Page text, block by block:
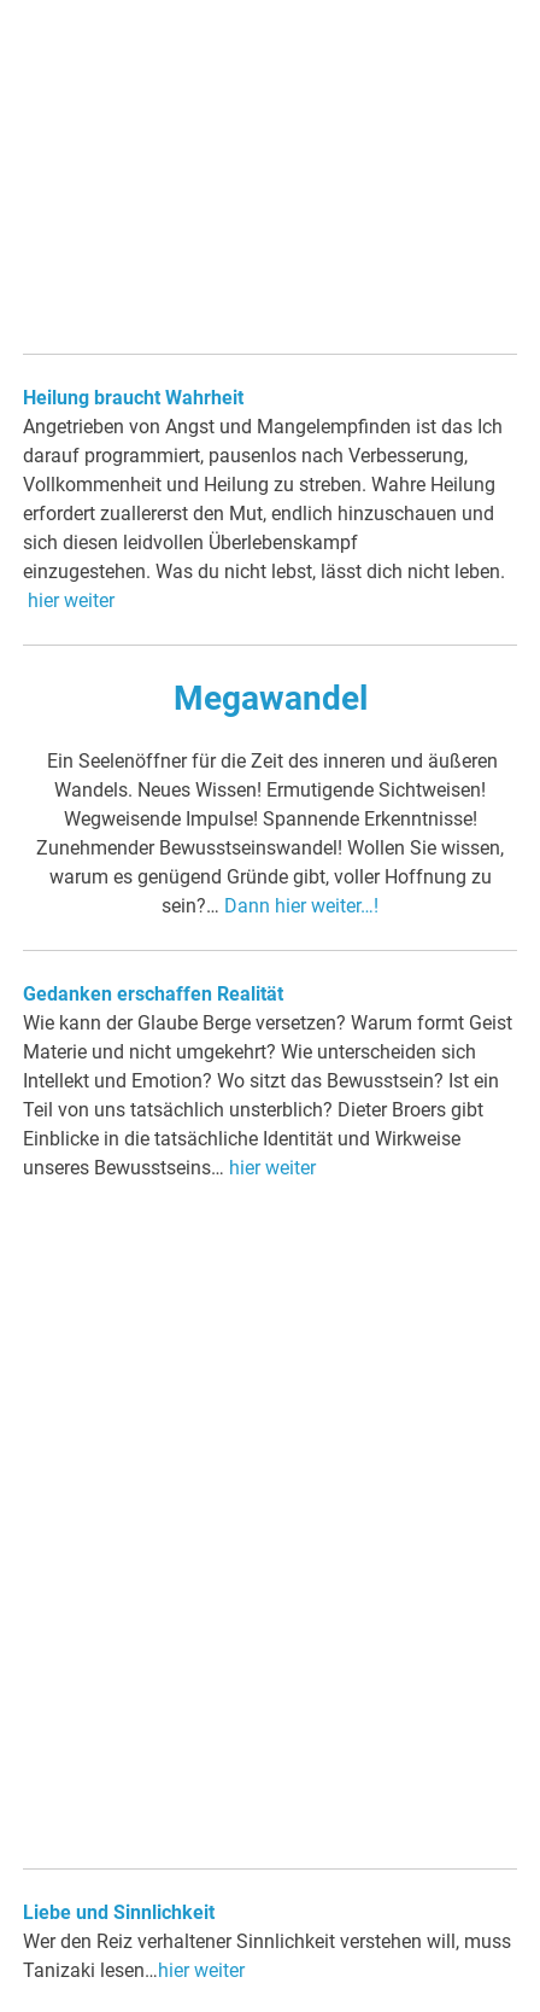
Heilung braucht Wahrheit
Angetrieben von Angst und Mangelempfinden ist das Ich
darauf programmiert, pausenlos nach Verbesserung,
Vollkommenheit und Heilung zu streben. Wahre Heilung
erfordert zuallererst den Mut, endlich hinzuschauen und
sich diesen leidvollen Überlebenskampf
einzugestehen. Was du nicht lebst, lässt dich nicht leben.
hier weiter
Megawandel
Ein Seelenöffner für die Zeit des inneren und äußeren
Wandels. Neues Wissen! Ermutigende Sichtweisen!
Wegweisende Impulse! Spannende Erkenntnisse!
Zunehmender Bewusstseinswandel! Wollen Sie wissen,
warum es genügend Gründe gibt, voller Hoffnung zu
sein?… Dann hier weiter…!
Gedanken erschaffen Realität
Wie kann der Glaube Berge versetzen? Warum formt Geist
Materie und nicht umgekehrt? Wie unterscheiden sich
Intellekt und Emotion? Wo sitzt das Bewusstsein? Ist ein
Teil von uns tatsächlich unsterblich? Dieter Broers gibt
Einblicke in die tatsächliche Identität und Wirkweise
unseres Bewusstseins… hier weiter
Liebe und Sinnlichkeit
Wer den Reiz verhaltener Sinnlichkeit verstehen will, muss
Tanizaki lesen…hier weiter